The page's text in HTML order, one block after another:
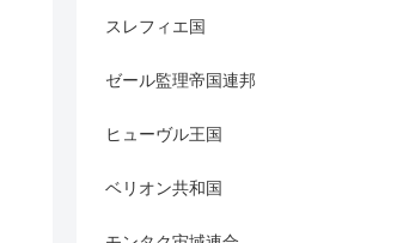
スレフィエ国
ゼール監理帝国連邦
ヒューヴル王国
ベリオン共和国